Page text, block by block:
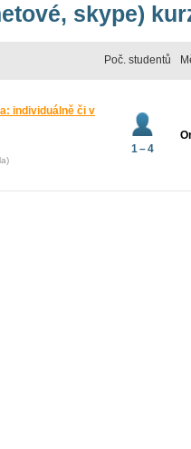
skype)
Poč. studentů
individuálně či v
1 – 4